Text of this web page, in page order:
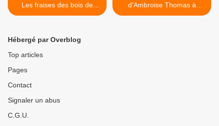
Les fraises des bois de
Chardin
d’Ambroise Thomas à
l'Opéra-Comique >
Hébergé par Overblog
Top articles
Pages
Contact
Signaler un abus
C.G.U.